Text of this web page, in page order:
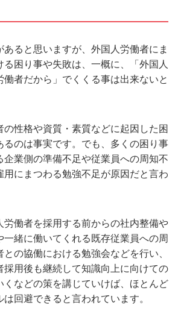
ると思いますが、外国人労働者にま
困り事や失敗は、一概に、「外国人
働者だから」でくくる事は出来ないと
の性格や資質・素質などに起因した困
るのは事実です。でも、多くの困り事
企業側の準備不足や従業員への周知不
用にまつわる勉強不足が原因だと言わ
労働者を採用する前からの社内整備や
一緒に働いてくれる既存従業員への周
の協働における勉強会などを行い、
採用後も継続して知識向上に向けての
くなどの策を講じていけば、ほとんど
回避できると言われています。